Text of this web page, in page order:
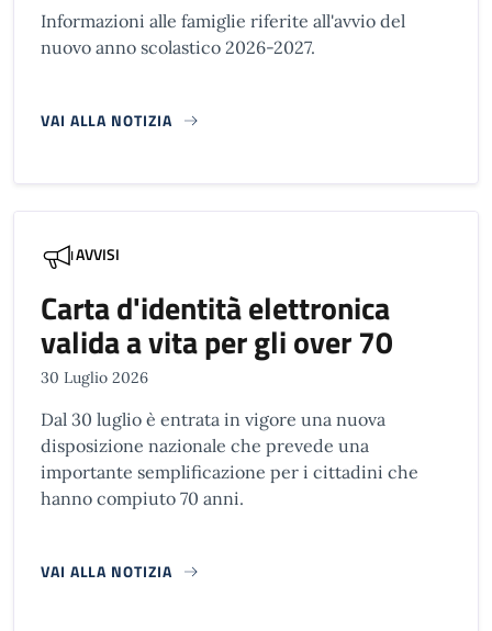
Informazioni alle famiglie riferite all'avvio del
nuovo anno scolastico 2026-2027.
VAI ALLA NOTIZIA
AVVISI
Carta d'identità elettronica
valida a vita per gli over 70
30 Luglio 2026
Dal 30 luglio è entrata in vigore una nuova
disposizione nazionale che prevede una
importante semplificazione per i cittadini che
hanno compiuto 70 anni.
VAI ALLA NOTIZIA